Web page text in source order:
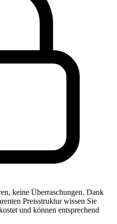
keine Überraschungen. Dank
Preisstruktur wissen Sie
und können entsprechend